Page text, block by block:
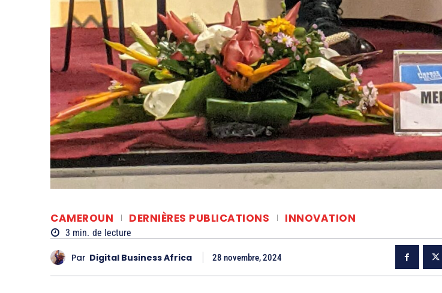
CAMEROUN DERNIÈRES PUBLICATIONS INNOVATION
3 min. de lecture
Par Digital Business Africa 28 novembre, 2024